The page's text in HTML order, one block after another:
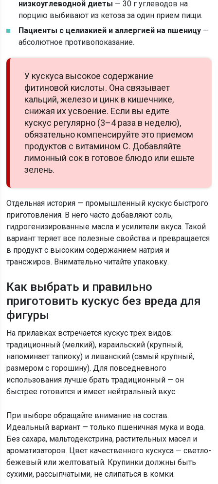
низкоуглеводной диеты — 30 г углеводов на
порцию выбивают из кетоза за один прием пищи.
Пациенты с целиакией и аллергией на пшеницу —
абсолютное противопоказание.
У кускуса высокое содержание
фитиновой кислоты. Она связывает
кальций, железо и цинк в кишечнике,
снижая их усвоение. Если вы едите
кускус регулярно (3–4 раза в неделю),
обязательно компенсируйте это приемом
продуктов с витамином C. Добавляйте
лимонный сок в готовое блюдо или ешьте
зелень.
Отдельная история — промышленный кускус быстрого
приготовления. В него часто добавляют соль,
гидрогенизированные масла и усилители вкуса. Такой
вариант теряет все полезные свойства и превращается
в продукт с высоким содержанием натрия и
трансжиров. Внимательно читайте упаковку.
Как выбрать и правильно
приготовить кускус без вреда для
фигуры
На прилавках встречается кускус трех видов:
традиционный (мелкий), израильский (крупный,
напоминает тапиоку) и ливанский (самый крупный,
размером с горошину). Для повседневного
использования лучше брать традиционный — он
быстрее готовится и имеет нейтральный вкус.
При выборе обращайте внимание на состав.
Идеальный вариант — только пшеничная мука и вода.
Без сахара, мальтодекстрина, растительных масел и
ароматизаторов. Цвет качественного кускуса — светло-
бежевый или желтоватый. Крупинки должны быть
сухими, рассыпчатыми, не слипаться в комки.